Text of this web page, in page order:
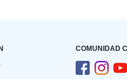
COMUNIDAD